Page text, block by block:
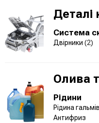
Деталі
Система
Двірники (2)
Олива
Рідини
Рідина
Антифриз